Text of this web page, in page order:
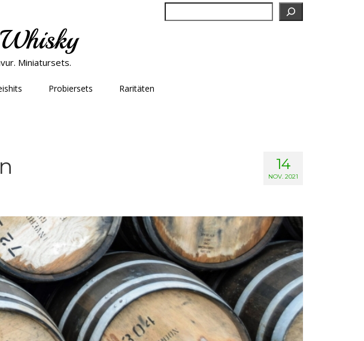
Suchen
Miniatursets.
Probiersets Raritäten
14
NOV. 2021